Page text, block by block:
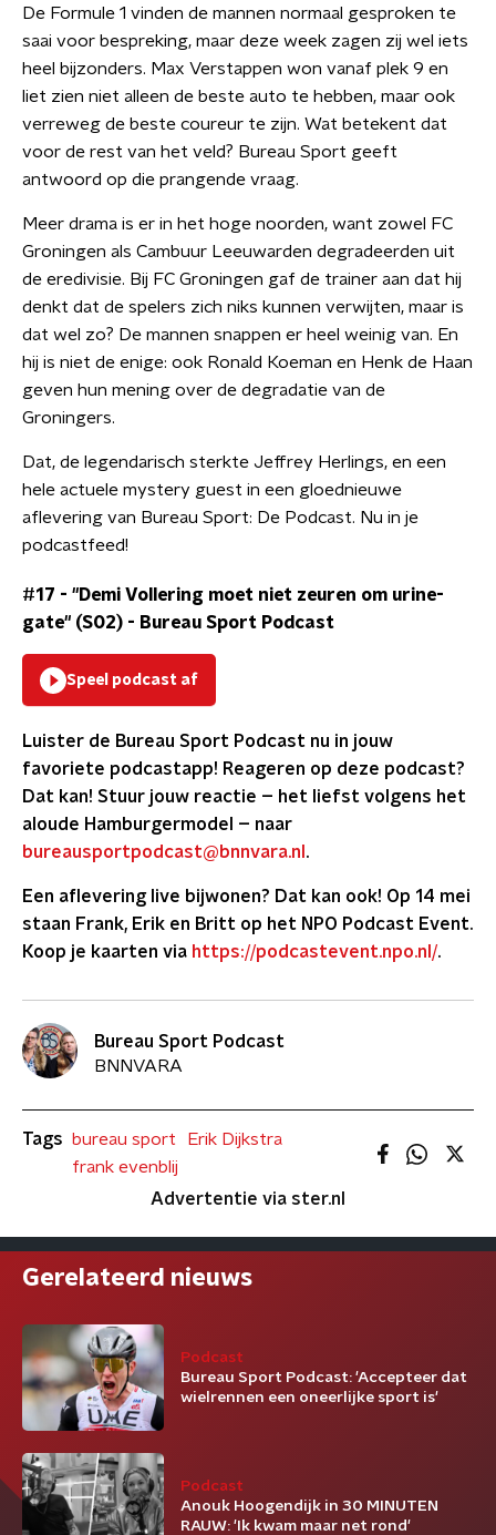
De Formule 1 vinden de mannen normaal gesproken te
saai voor bespreking, maar deze week zagen zij wel iets
heel bijzonders. Max Verstappen won vanaf plek 9 en
liet zien niet alleen de beste auto te hebben, maar ook
verreweg de beste coureur te zijn. Wat betekent dat
voor de rest van het veld? Bureau Sport geeft
antwoord op die prangende vraag.
Meer drama is er in het hoge noorden, want zowel FC
Groningen als Cambuur Leeuwarden degradeerden uit
de eredivisie. Bij FC Groningen gaf de trainer aan dat hij
denkt dat de spelers zich niks kunnen verwijten, maar is
dat wel zo? De mannen snappen er heel weinig van. En
hij is niet de enige: ook Ronald Koeman en Henk de Haan
geven hun mening over de degradatie van de
Groningers.
Dat, de legendarisch sterkte Jeffrey Herlings, en een
hele actuele mystery guest in een gloednieuwe
aflevering van Bureau Sport: De Podcast. Nu in je
podcastfeed!
#17 - "Demi Vollering moet niet zeuren om urine-
gate" (S02) - Bureau Sport Podcast
Speel podcast af
Luister de Bureau Sport Podcast nu in jouw
favoriete podcastapp! Reageren op deze podcast?
Dat kan! Stuur jouw reactie – het liefst volgens het
aloude Hamburgermodel – naar
bureausportpodcast@bnnvara.nl .
Een aflevering live bijwonen? Dat kan ook! Op 14 mei
staan Frank, Erik en Britt op het NPO Podcast Event.
Koop je kaarten via https://podcastevent.npo.nl/.
Bureau Sport Podcast
BNNVARA
Tags bureau sport
Erik Dijkstra
frank evenblij
Advertentie via ster.nl
Gerelateerd nieuws
Podcast
Bureau Sport Podcast: 'Accepteer dat
wielrennen een oneerlijke sport is'
Podcast
Anouk Hoogendijk in 30 MINUTEN
RAUW: 'Ik kwam maar net rond'